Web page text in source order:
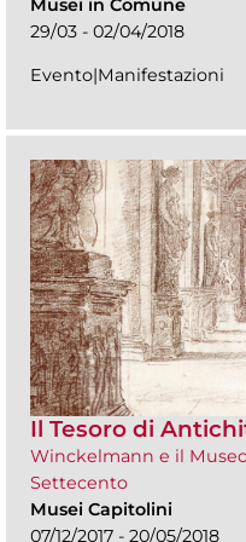
Musei in Comune
29/03 - 02/04/2018
Evento|Manifestazioni
Il Tesoro di
Winckelmann e il
Settecento
Musei Capitolini
07/12/2017 - 20/05/2018